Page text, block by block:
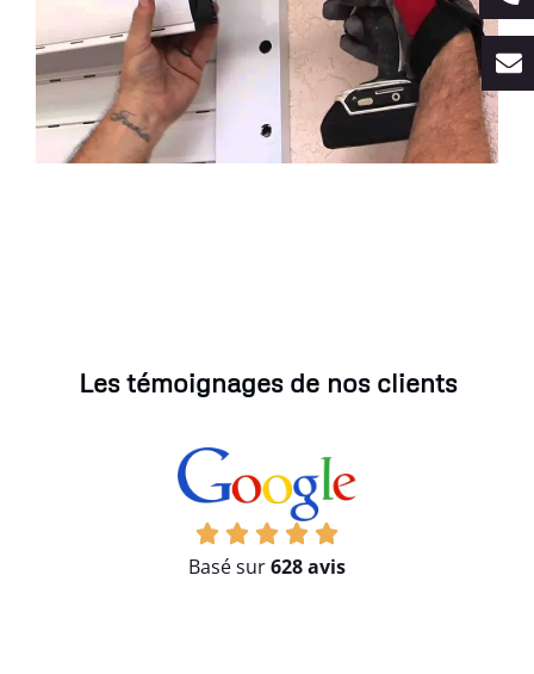
Les témoignages de nos clients
Basé sur628 avis